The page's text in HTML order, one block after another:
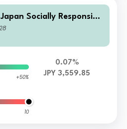
Socially Responsible
acc
+50%
10
0.07%
JPY 3,559.85